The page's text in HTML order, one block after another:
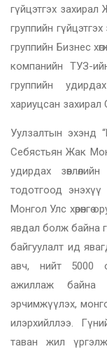
гүйцэтгэх
группийн
группийн Бизнес
компанийн ТУЗ-
группийн
хариуцсан захирал
Уулзалтын эхэнд
Себястьян Жак
удирдах
тодотгоод энэхүү
Монгол Улс хөрөнгө
явдал болж байна
байгуулалт ид
авч, нийт 5000
ажиллаж байна
эрчимжүүлэх,
илэрхийллээ.
таван жил